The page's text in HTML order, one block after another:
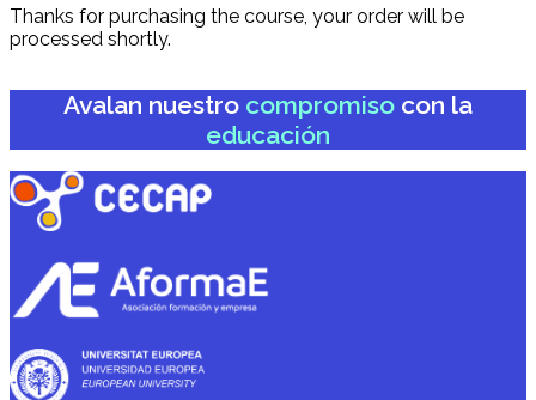
Thanks for purchasing the course, your order will be
processed shortly.
Avalan nuestro compromiso con la
educación